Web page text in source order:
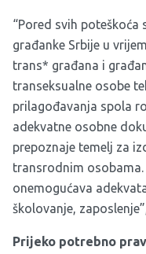
“Pored svih poteškoća
građanke Srbije u
trans* građana i
transeksualne osobe
prilagođavanja spola
adekvatne osobne
prepoznaje temelj za
transrodnim osobama.
onemogućava
školovanje,
Prijeko potrebno